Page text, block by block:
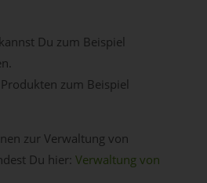
Du zum Beispiel
zum Beispiel
zur Verwaltung von
Du hier: Verwaltung von